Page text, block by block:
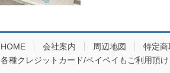
HOME 会社案内 周辺地図 特定
各種クレジットカード/ペイペイもご利用頂け